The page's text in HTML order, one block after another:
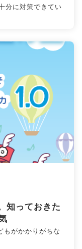
分に対策できてい
知っておきた
もがかかりがちな